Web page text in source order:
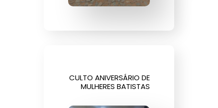
CULTO ANIVERSÁRIO DE
MULHERES BATISTAS